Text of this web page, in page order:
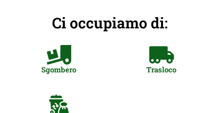
Ci occupiamo di:
Sgombero Trasloco